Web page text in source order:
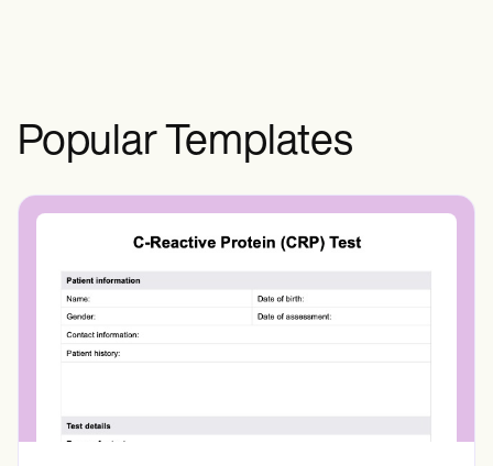
futuro si es necesario.
Popular Templates